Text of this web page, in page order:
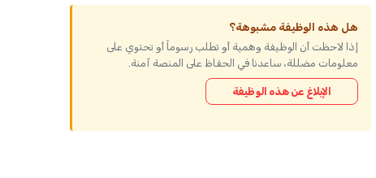
هل هذه الوظيفة مشبوهة؟
إذا لاحظت أن الوظيفة وهمية أو تطلب رسوماً أو تحتوي على
معلومات مضللة، ساعدنا في الحفاظ على المنصة آمنة.
الإبلاغ عن هذه الوظيفة